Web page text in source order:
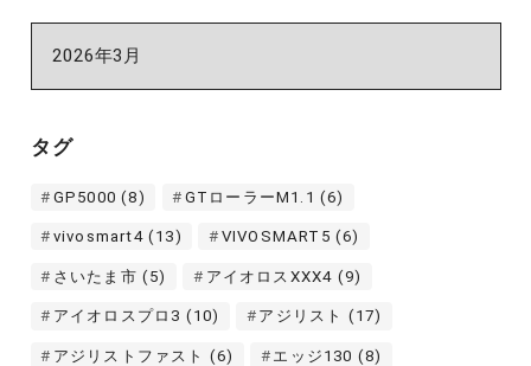
ブ
タグ
GP5000 (8) GTローラーM1.1 (6)
vivosmart4(13) VIVOSMART5 (6)
さいたま市 (5) アイオロスXXX4 (9)
アイオロスプロ3 (10) アジリスト (17)
アジリストファスト (6) エッジ130 (8)